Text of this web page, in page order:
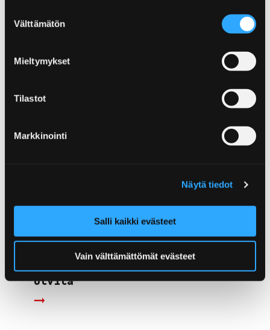
valinta
Välttämätön
Mieltymykset
Tilastot
Markkinointi
Näytä tiedot
Salli kaikki evästeet
Vain välttämättömät evästeet
Kellahden kartano - The
Ulvila